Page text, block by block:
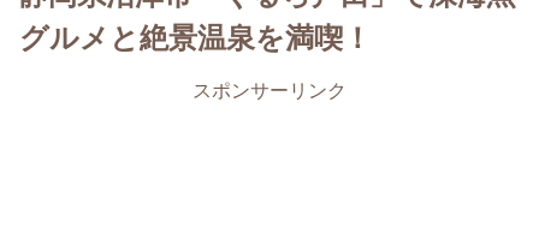
グルメと絶景温泉を満喫！
スポンサーリンク